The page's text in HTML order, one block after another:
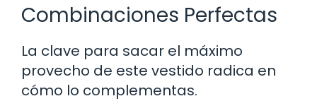
Combinaciones Perfectas
La clave para sacar el máximo
provecho de este vestido radica en
cómo lo complementas.